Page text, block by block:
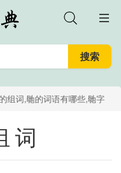
组词,毑的词语有哪些,毑字
,毑组词大全查询
词